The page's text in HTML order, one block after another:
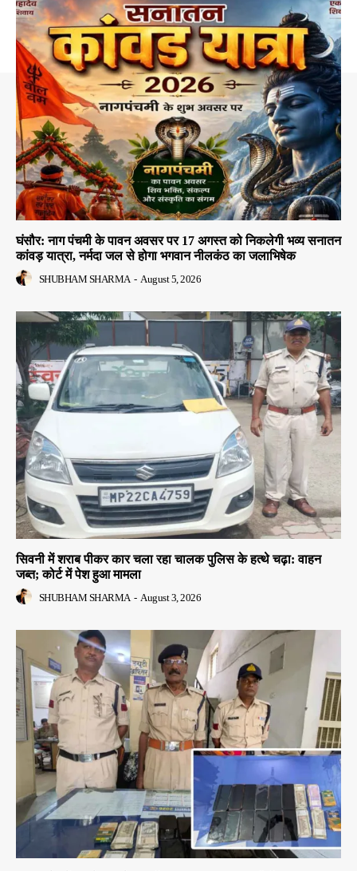
घंसौर: नाग पंचमी के पावन अवसर पर 17 अगस्त को निकलेगी भव्य सनातन
कांवड़ यात्रा, नर्मदा जल से होगा भगवान नीलकंठ का जलाभिषेक
SHUBHAM SHARMA - August 5, 2026
सिवनी में शराब पीकर कार चला रहा चालक पुलिस के हत्थे चढ़ा: वाहन
जब्त; कोर्ट में पेश हुआ मामला
SHUBHAM SHARMA - August 3, 2026